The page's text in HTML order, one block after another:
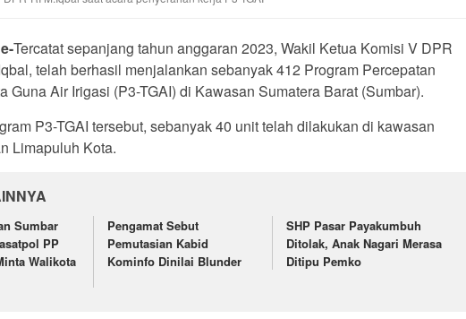
Tercatat sepanjang tahun anggaran 2023, Wakil Ketua Komisi V DPR
telah berhasil menjalankan sebanyak 412 Program Percepatan
Guna Air Irigasi (P3-TGAI) di Kawasan Sumatera Barat (Sumbar).
P3-TGAI tersebut, sebanyak 40 unit telah dilakukan di kawasan
Limapuluh Kota.
Sumbar
PP
Walikota
Pengamat Sebut
Pemutasian Kabid
Kominfo Dinilai Blunder
SHP Pasar Payakumbuh
Ditolak, Anak Nagari Merasa
Ditipu Pemko